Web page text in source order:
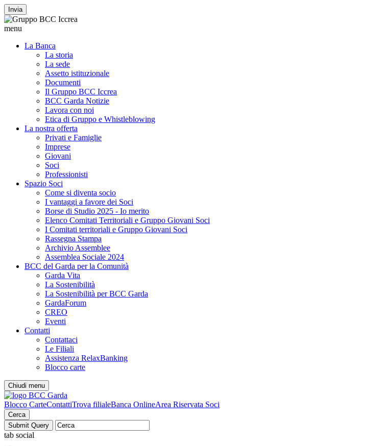
Invia
menu
La Banca
La storia
La sede
Assetto istituzionale
Documenti
Il Gruppo BCC Iccrea
BCC Garda Notizie
Lavora con noi
Etica di Gruppo e Whistleblowing
La nostra offerta
Privati e Famiglie
Imprese
Giovani
Soci
Professionisti
Spazio Soci
Come si diventa socio
I vantaggi a favore dei Soci
Borse di Studio 2025 - Io merito
Elenco Comitati Territoriali e Gruppo Giovani Soci
I Comitati territoriali e Gruppo Giovani Soci
Rassegna Stampa
Archivio Assemblee
Assemblea Sociale 2024
BCC del Garda per la Comunità
Garda Vita
La Sostenibilità
La Sostenibilità per BCC Garda
GardaForum
CREO
Eventi
Contatti
Contattaci
Le Filiali
Assistenza RelaxBanking
Blocco carte
Chiudi menu
Blocco CarteContattiTrova filialeBanca OnlineArea Riservata Soci
Cerca
tab social